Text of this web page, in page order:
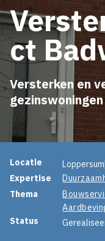
ct
Versterken en
gezinswoningen
Locatie Loppersum
Expertise
Thema
Status